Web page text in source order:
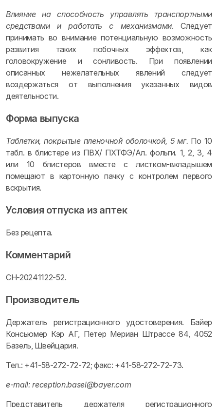
Влияние на способность управлять транспортными
средствами и работать с механизмами. Следует
принимать во внимание потенциальную возможность
развития таких побочных эффектов, как
головокружение и сонливость. При появлении
описанных нежелательных явлений следует
воздержаться от выполнения указанных видов
деятельности.
Форма выпуска
Таблетки, покрытые пленочной оболочкой, 5 мг. По 10
табл. в блистере из ПВХ/ ПХТФЭ/Ал. фольги. 1, 2, 3, 4
или 10 блистеров вместе с листком-вкладышем
помещают в картонную пачку с контролем первого
вскрытия.
Условия отпуска из аптек
Без рецепта.
Комментарий
CH-20241122-52.
Производитель
Держатель регистрационного удостоверения. Байер
Консьюмер Кэр АГ, Петер Мериан Штрассе 84, 4052
Базель, Швейцария.
Тел.: +41-58-272-72-72; факс: +41-58-272-72-73.
e-mail: reception.basel@bayer.com
Представитель держателя регистрационного